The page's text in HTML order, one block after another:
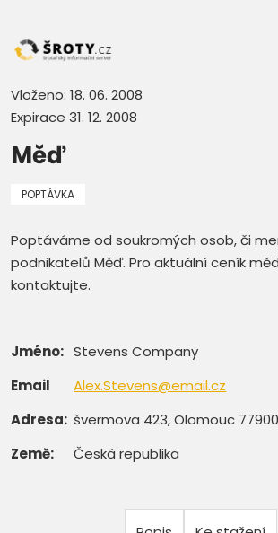
Vloženo: 18. 06. 2008
Expirace 31. 12. 2008
Měď
POPTÁVKA
Poptáváme od soukromých osob, či
podnikatelů Měď. Pro aktuální ceník
kontaktujte.
Jméno: Stevens Company
Email
Alex.Stevens@email.cz
Adresa: švermova 423, Olomouc 77900
Země:
Česká republika